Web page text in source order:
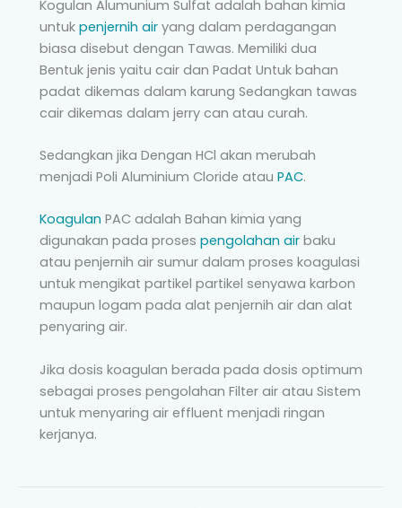
Kogulan Alumunium Sulfat adalah bahan kimia
untuk penjernih air yang dalam perdagangan
biasa disebut dengan Tawas. Memiliki dua
Bentuk jenis yaitu cair dan Padat Untuk bahan
padat dikemas dalam karung Sedangkan tawas
cair dikemas dalam jerry can atau curah.
Sedangkan jika Dengan HCl akan merubah
menjadi Poli Aluminium Cloride atau PAC.
Koagulan PAC adalah Bahan kimia yang
digunakan pada proses pengolahan air baku
atau penjernih air sumur dalam proses koagulasi
untuk mengikat partikel partikel senyawa karbon
maupun logam pada alat penjernih air dan alat
penyaring air.
Jika dosis koagulan berada pada dosis optimum
sebagai proses pengolahan Filter air atau Sistem
untuk menyaring air effluent menjadi ringan
kerjanya.